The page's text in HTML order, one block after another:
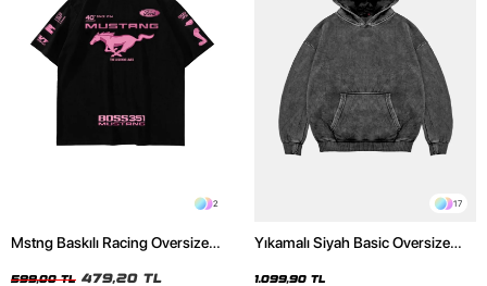
2
Mstng Baskılı Racing Oversize
599,00 TL 479,20 TL
17
Yıkamalı Siyah Basic Oversize
1.099,90 TL